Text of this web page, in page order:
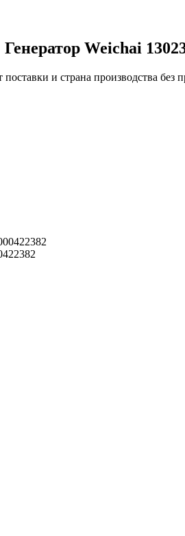
Weichai
и страна производства без